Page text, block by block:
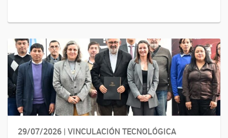
29/07/2026 | VINCULACIÓN TECNOLÓGICA